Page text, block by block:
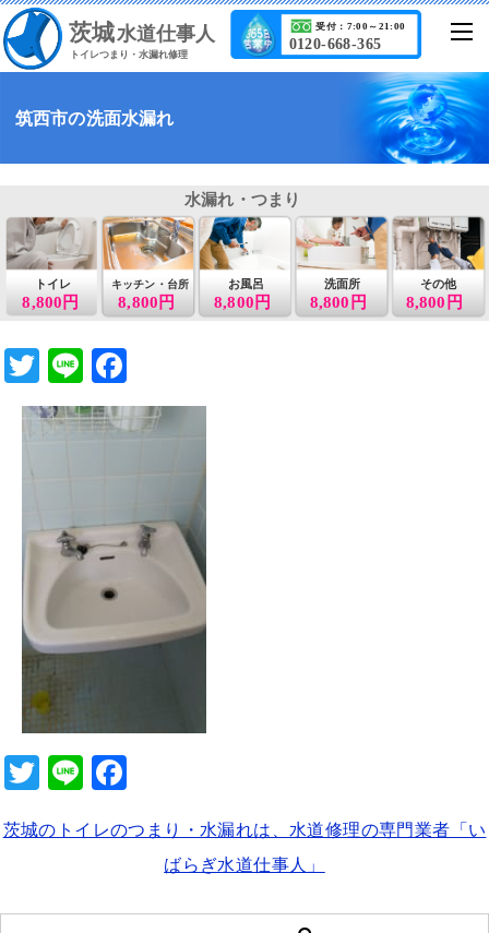
茨城水道仕事人
トイレつまり・水漏れ修理
0120-668-365
受付：7:00～21:00
筑西市の洗面水漏れ
8,800円
トイレ
8,800円
キッチン・台所 お風呂
8,800円
洗面所
8,800円
その他
8,800円
水漏れ・つまり
T
wi
tt
Li
n
e
a
c
o
T
tt
Li
e c
b
茨城のトイレのつまり・水漏れは、水道修理の専門業者「い
ばらぎ水道仕事人」